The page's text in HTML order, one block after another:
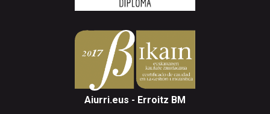
Aiurri.eus - Erroitz BM